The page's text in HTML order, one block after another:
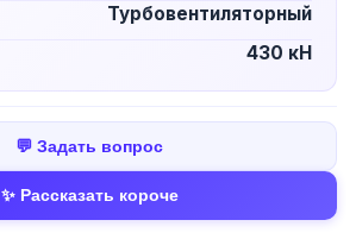
Турбовентиляторный
430 кН
💬 Задать вопрос
✨ Рассказать короче